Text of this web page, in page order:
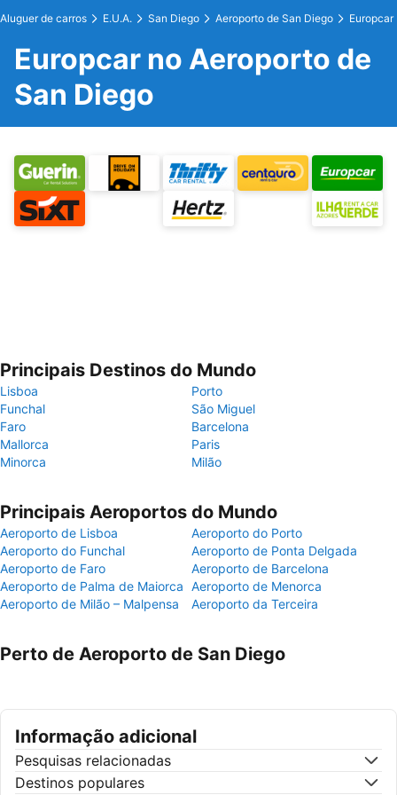
Aluguer de carros E.U.A. San Diego Aeroporto de San Diego Europcar
Europcar no Aeroporto de
San Diego
Principais Destinos do Mundo
Lisboa
Porto
Funchal
São Miguel
Faro
Barcelona
Mallorca
Paris
Minorca
Milão
Principais Aeroportos do Mundo
Aeroporto de Lisboa
Aeroporto do Porto
Aeroporto do Funchal
Aeroporto de Ponta Delgada
Aeroporto de Faro
Aeroporto de Barcelona
Aeroporto de Palma de Maiorca Aeroporto de Menorca
Aeroporto de Milão – Malpensa
Aeroporto da Terceira
Perto de Aeroporto de San Diego
Informação adicional
Pesquisas relacionadas
Destinos populares